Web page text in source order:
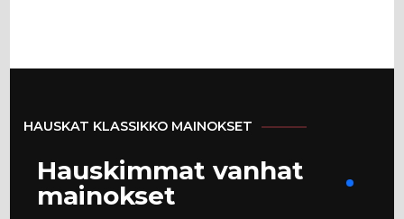
HAUSKAT KLASSIKKO MAINOKSET
Hauskimmat vanhat
mainokset